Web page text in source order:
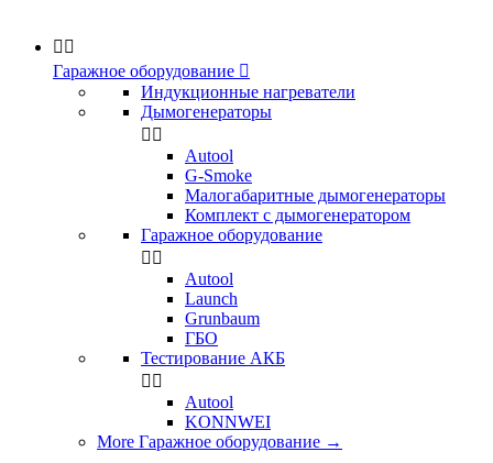
 
Гаражное оборудование 
Индукционные нагреватели
Дымогенераторы
 
Аutool
G-Smoke
Малогабаритные дымогенераторы
Комплект с дымогенератором
Гаражное оборудование
 
Autool
Launch
Grunbaum
ГБО
Тестирование АКБ
 
Autool
KONNWEI
More Гаражное оборудование →